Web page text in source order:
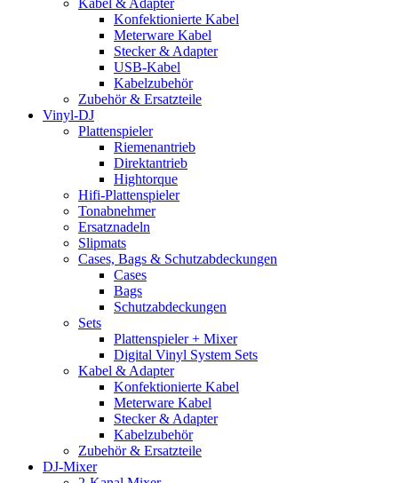
Kabel & Adapter
Konfektionierte Kabel
Meterware Kabel
Stecker & Adapter
USB-Kabel
Kabelzubehör
Zubehör & Ersatzteile
Vinyl-DJ
Plattenspieler
Riemenantrieb
Direktantrieb
Hightorque
Hifi-Plattenspieler
Tonabnehmer
Ersatznadeln
Slipmats
Cases, Bags & Schutzabdeckungen
Cases
Bags
Schutzabdeckungen
Sets
Plattenspieler + Mixer
Digital Vinyl System Sets
Kabel & Adapter
Konfektionierte Kabel
Meterware Kabel
Stecker & Adapter
Kabelzubehör
Zubehör & Ersatzteile
DJ-Mixer